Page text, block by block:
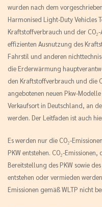
wurden nach dem
Harmonised Light-Duty Vehicles
Kraftstoffverbrauch und der
effizienten Ausnutzung des
Fahrstil und anderen
die Erderwärmung
den Kraftstoffverbrauch und die
angebotenen neuen Pkw-
Verkaufsort in Deutschland, an
werden. Der Leitfaden ist auch
Es werden nur die CO₂-
PKW entstehen. CO₂-
Bereitstellung des PKW sowie
entstehen oder vermieden
Emissionen gemäß WLTP nicht